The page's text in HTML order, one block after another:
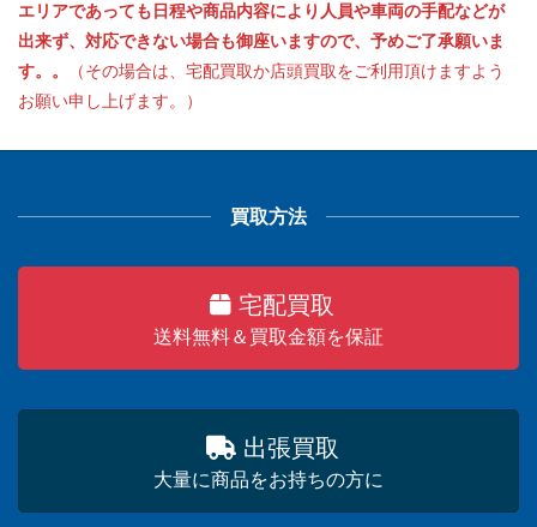
エリアであっても日程や商品内容により人員や車両の手配などが
出来ず、対応できない場合も御座いますので、予めご了承願いま
す。。
（その場合は、宅配買取か店頭買取をご利用頂けますよう
お願い申し上げます。）
買取方法
宅配買取
送料無料＆買取金額を保証
出張買取
大量に商品をお持ちの方に